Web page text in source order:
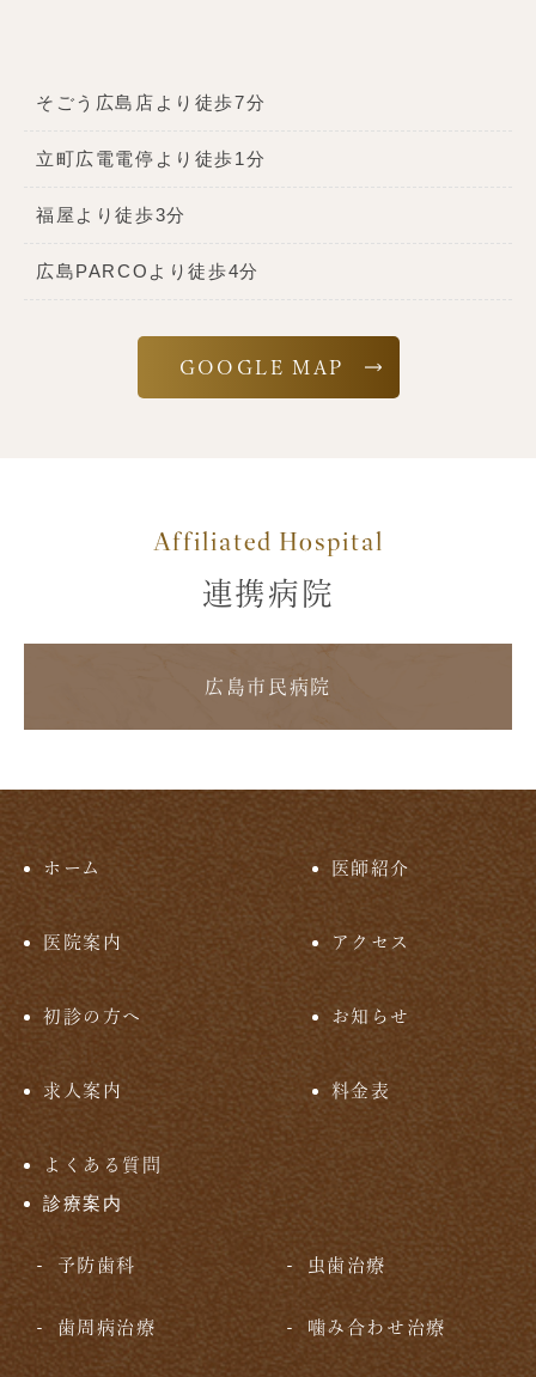
そごう広島店より徒歩7分
立町広電電停より徒歩1分
福屋より徒歩3分
広島PARCOより徒歩4分
GOOGLE MAP
Affiliated Hospital
連携病院
広島市民病院
ホーム 医師紹介
医院案内 アクセス
初診の方へ お知らせ
求人案内 料金表
よくある質問
診療案内
予防歯科 虫歯治療
歯周病治療 噛み合わせ治療